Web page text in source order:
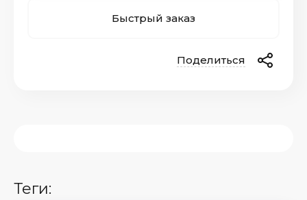
Быстрый заказ
Поделиться
теги: